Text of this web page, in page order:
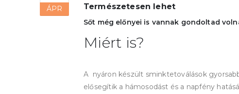
ÁPR Természetesen lehet
Sőt még előnyei is vannak gondoltad
Miért is?
A nyáron készült sminktetoválások
elősegítik a hámosodást és a napfény